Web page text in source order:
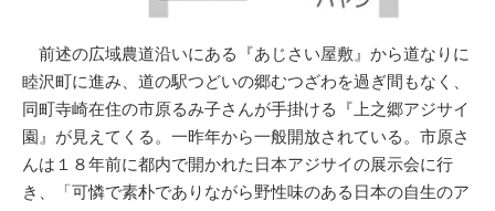
前述の広域農道沿いにある『あじさい屋敷』から道なりに
睦沢町に進み、道の駅つどいの郷むつざわを過ぎ間もなく、
同町寺崎在住の市原るみ子さんが手掛ける『上之郷アジサイ
園』が見えてくる。一昨年から一般開放されている。市原さ
んは１８年前に都内で開かれた日本アジサイの展示会に行
き、「可憐で素朴でありながら野性味のある日本の自生のア